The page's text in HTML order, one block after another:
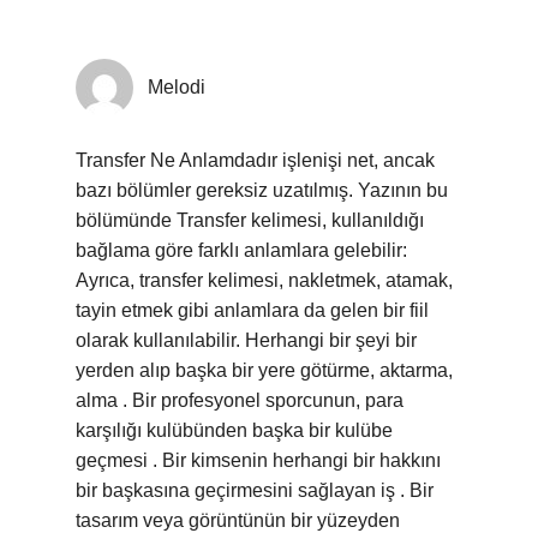
Melodi
Transfer Ne Anlamdadır işlenişi net, ancak
bazı bölümler gereksiz uzatılmış. Yazının bu
bölümünde Transfer kelimesi, kullanıldığı
bağlama göre farklı anlamlara gelebilir:
Ayrıca, transfer kelimesi, nakletmek, atamak,
tayin etmek gibi anlamlara da gelen bir fiil
olarak kullanılabilir. Herhangi bir şeyi bir
yerden alıp başka bir yere götürme, aktarma,
alma . Bir profesyonel sporcunun, para
karşılığı kulübünden başka bir kulübe
geçmesi . Bir kimsenin herhangi bir hakkını
bir başkasına geçirmesini sağlayan iş . Bir
tasarım veya görüntünün bir yüzeyden